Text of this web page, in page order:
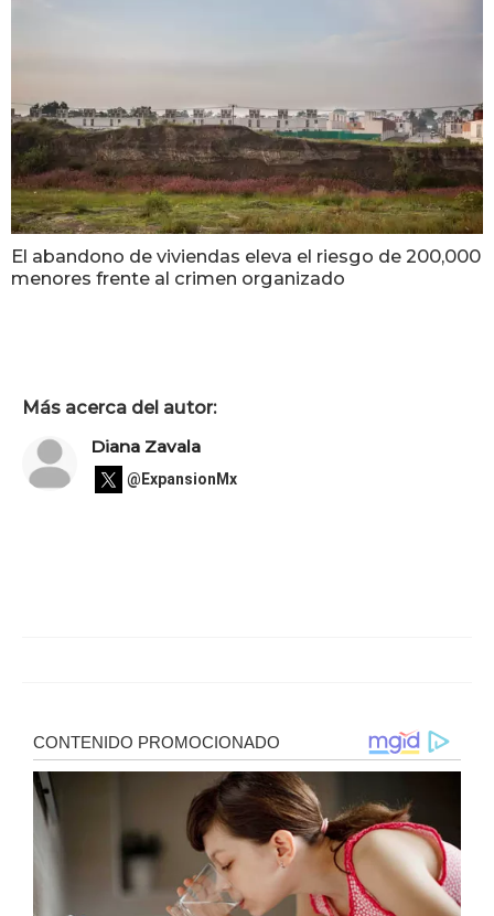
El abandono de viviendas eleva el riesgo de 200,000
menores frente al crimen organizado
Más acerca del autor:
Diana Zavala
@ExpansionMx